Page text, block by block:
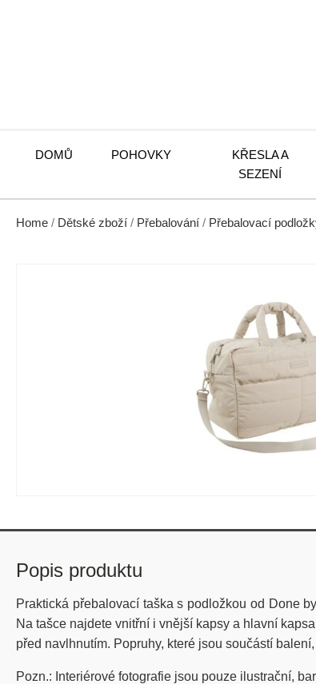
DOMŮ POHOVKY
KŘESLA A
SEZENÍ
Home / Dětské zboží / Přebalování / Přebalovací
Popis produktu
Praktická přebalovací taška s podložkou od Done
Na tašce najdete vnitřní i vnější kapsy a hlavní
před navlhnutím. Popruhy, které jsou součástí
Pozn.: Interiérové fotografie jsou pouze ilustrační,